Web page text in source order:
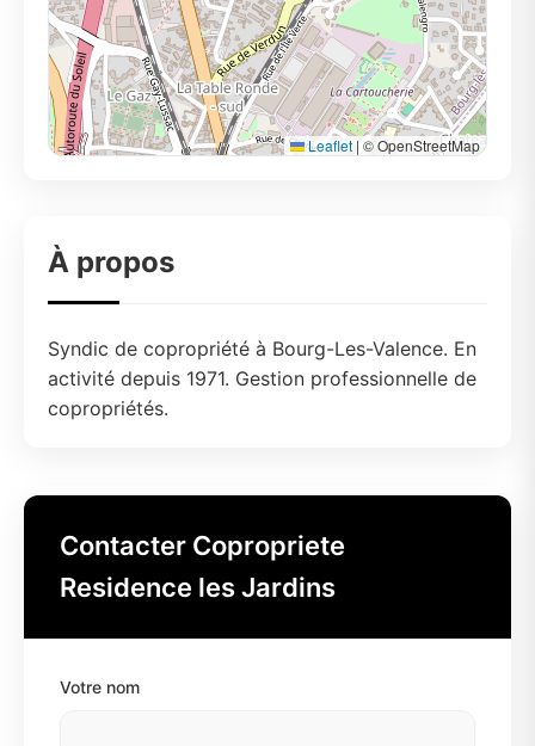
Leaflet | © OpenStreetMap
À propos
Syndic de copropriété à Bourg-Les-Valence. En
activité depuis 1971. Gestion professionnelle de
copropriétés.
Contacter Copropriete
Residence les Jardins
Votre nom